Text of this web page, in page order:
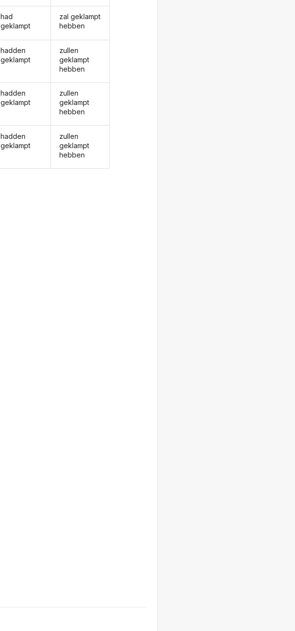
had
geklampt
hadden
geklampt
hadden
geklampt
hadden
geklampt
zal geklampt
hebben
zullen
geklampt
hebben
zullen
geklampt
hebben
zullen
geklampt
hebben